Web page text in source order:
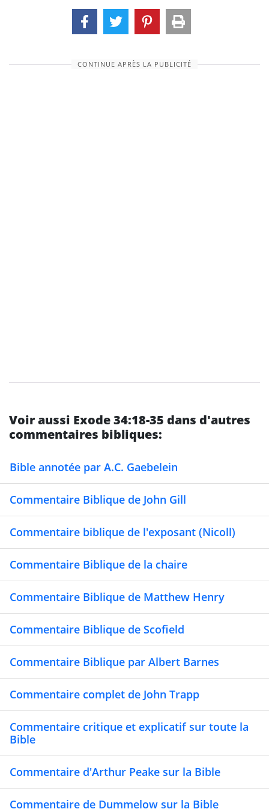
CONTINUE APRÈS LA PUBLICITÉ
Voir aussi Exode 34:18-35 dans d'autres
commentaires bibliques:
Bible annotée par A.C. Gaebelein
Commentaire Biblique de John Gill
Commentaire biblique de l'exposant (Nicoll)
Commentaire Biblique de la chaire
Commentaire Biblique de Matthew Henry
Commentaire Biblique de Scofield
Commentaire Biblique par Albert Barnes
Commentaire complet de John Trapp
Commentaire critique et explicatif sur toute la
Bible
Commentaire d'Arthur Peake sur la Bible
Commentaire de Dummelow sur la Bible